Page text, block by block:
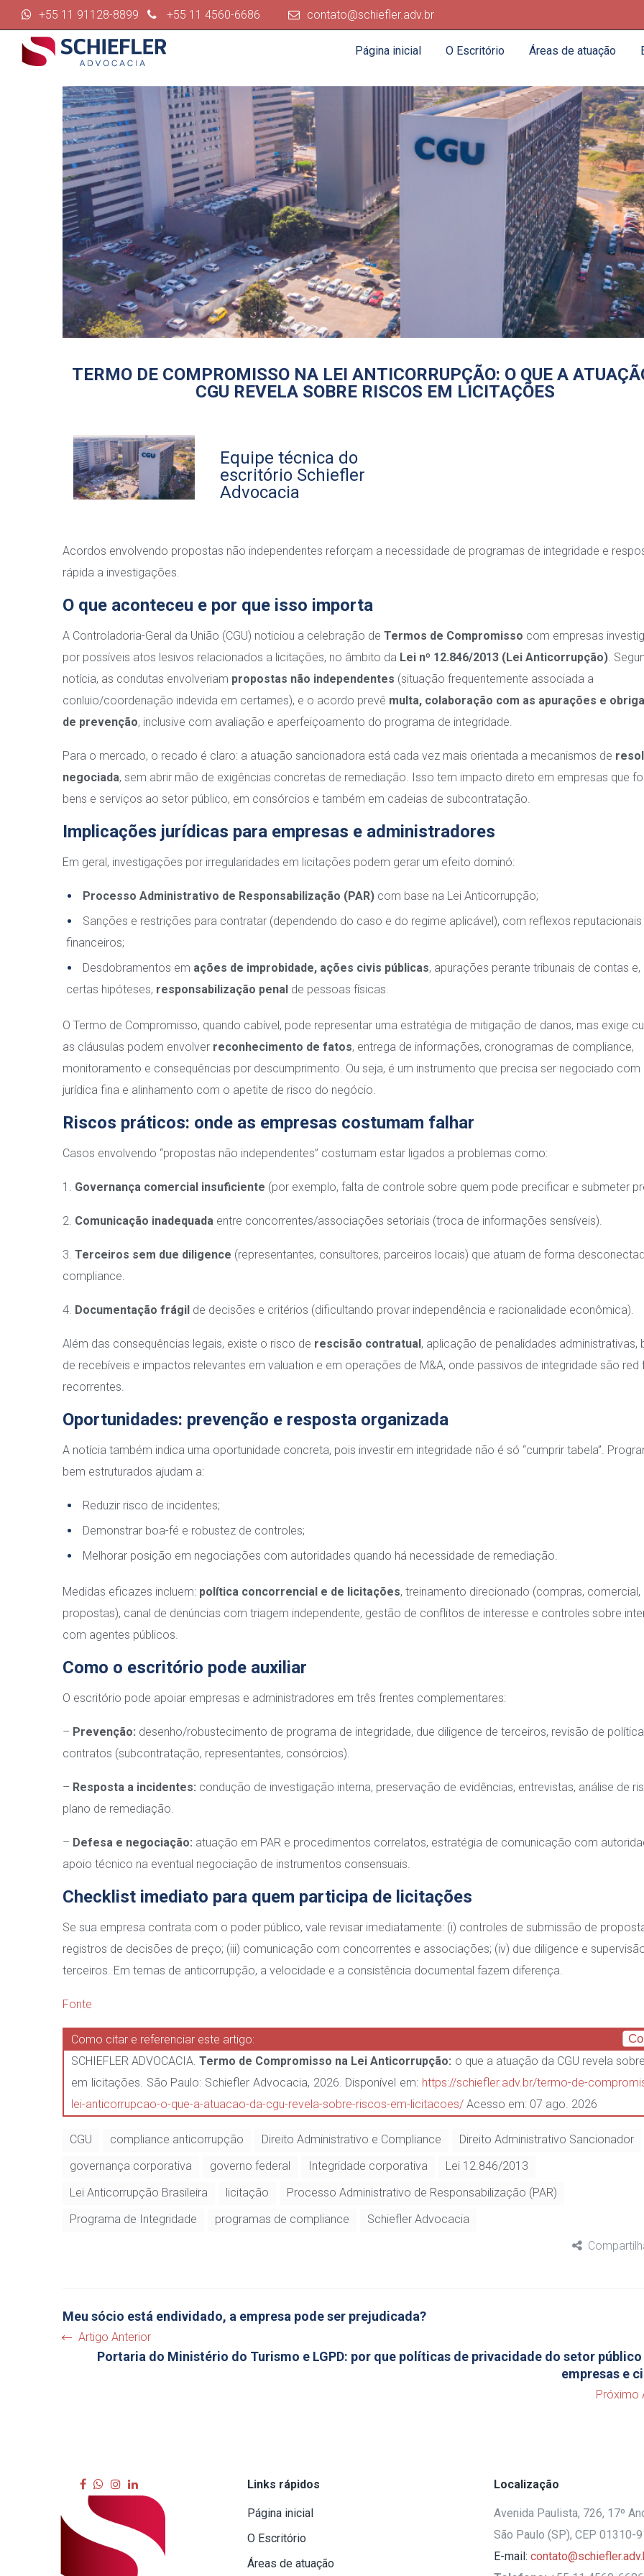
+55 11 91128-8899 +55 11 4560-6686 contato@schiefler.adv.br
Página inicial O Escritório Áreas de atuação
TERMO DE COMPROMISSO NA LEI ANTICORRUPÇÃO: O QUE A
CGU REVELA SOBRE RISCOS EM LICITAÇÕES
Equipe técnica do
escritório Schiefler
Advocacia
Acordos envolvendo propostas não independentes reforçam a necessidade de programas de integridade e
rápida a investigações.
O que aconteceu e por que isso importa
A Controladoria-Geral da União (CGU) noticiou a celebração de Termos de Compromisso com empresas
por possíveis atos lesivos relacionados a licitações, no âmbito da Lei nº 12.846/2013 (Lei Anticorrupção).
notícia, as condutas envolveriam propostas não independentes (situação frequentemente associada a
conluio/coordenação indevida em certames), e o acordo prevê multa, colaboração com as apurações e
de prevenção, inclusive com avaliação e aperfeiçoamento do programa de integridade.
Para o mercado, o recado é claro: a atuação sancionadora está cada vez mais orientada a mecanismos de
negociada, sem abrir mão de exigências concretas de remediação. Isso tem impacto direto em empresas que
bens e serviços ao setor público, em consórcios e também em cadeias de subcontratação.
Implicações jurídicas para empresas e administradores
Em geral, investigações por irregularidades em licitações podem gerar um efeito dominó:
Processo Administrativo de Responsabilização (PAR) com base na Lei Anticorrupção;
Sanções e restrições para contratar (dependendo do caso e do regime aplicável), com reflexos reputacionais
financeiros;
Desdobramentos em ações de improbidade, ações civis públicas, apurações perante tribunais de contas e,
certas hipóteses, responsabilização penal de pessoas físicas.
O Termo de Compromisso, quando cabível, pode representar uma estratégia de mitigação de danos, mas exige
as cláusulas podem envolver reconhecimento de fatos, entrega de informações, cronogramas de compliance,
monitoramento e consequências por descumprimento. Ou seja, é um instrumento que precisa ser negociado com
jurídica fina e alinhamento com o apetite de risco do negócio.
Riscos práticos: onde as empresas costumam falhar
Casos envolvendo “propostas não independentes” costumam estar ligados a problemas como:
1. Governança comercial insuficiente (por exemplo, falta de controle sobre quem pode precificar e submeter
2. Comunicação inadequada entre concorrentes/associações setoriais (troca de informações sensíveis).
3. Terceiros sem due diligence (representantes, consultores, parceiros locais) que atuam de forma
compliance.
4. Documentação frágil de decisões e critérios (dificultando provar independência e racionalidade econômica).
Além das consequências legais, existe o risco de rescisão contratual, aplicação de penalidades administrativas,
de recebíveis e impactos relevantes em valuation e em operações de M&A, onde passivos de integridade são red
recorrentes.
Oportunidades: prevenção e resposta organizada
A notícia também indica uma oportunidade concreta, pois investir em integridade não é só “cumprir tabela”.
bem estruturados ajudam a:
Reduzir risco de incidentes;
Demonstrar boa-fé e robustez de controles;
Melhorar posição em negociações com autoridades quando há necessidade de remediação.
Medidas eficazes incluem: política concorrencial e de licitações, treinamento direcionado (compras, comercial,
propostas), canal de denúncias com triagem independente, gestão de conflitos de interesse e controles sobre
com agentes públicos.
Como o escritório pode auxiliar
O escritório pode apoiar empresas e administradores em três frentes complementares:
– Prevenção: desenho/robustecimento de programa de integridade, due diligence de terceiros, revisão de
contratos (subcontratação, representantes, consórcios).
– Resposta a incidentes: condução de investigação interna, preservação de evidências, entrevistas, análise de
plano de remediação.
– Defesa e negociação: atuação em PAR e procedimentos correlatos, estratégia de comunicação com
apoio técnico na eventual negociação de instrumentos consensuais.
Checklist imediato para quem participa de licitações
Se sua empresa contrata com o poder público, vale revisar imediatamente: (i) controles de submissão de
registros de decisões de preço; (iii) comunicação com concorrentes e associações; (iv) due diligence e
terceiros. Em temas de anticorrupção, a velocidade e a consistência documental fazem diferença.
Fonte
Como citar e referenciar este artigo:
SCHIEFLER ADVOCACIA.Termo de Compromisso na Lei Anticorrupção: o que a atuação da CGU revela
em licitações. São Paulo: Schiefler Advocacia, 2026. Disponível em: https://schiefler.adv.br/termo-de-
lei-anticorrupcao-o-que-a-atuacao-da-cgu-revela-sobre-riscos-em-licitacoes/ Acesso em: 07 ago. 2026
CGU compliance anticorrupção Direito Administrativo e Compliance
Direito Administrativo Sancionador
governança corporativa
governo federal Integridade corporativa
Lei 12.846/2013
Lei Anticorrupção Brasileira
licitação
Processo Administrativo de Responsabilização (PAR)
Programa de Integridade
programas de compliance
Schiefler Advocacia
Meu sócio está endividado, a empresa pode ser prejudicada?
Artigo Anterior
Portaria do Ministério do Turismo e LGPD: por que políticas de privacidade do setor
empresas e
Próximo
Links rápidos
Página inicial
O Escritório
Áreas de atuação
Localização
Avenida Paulista, 726, 17º
São Paulo (SP), CEP 01310-
E-mail: